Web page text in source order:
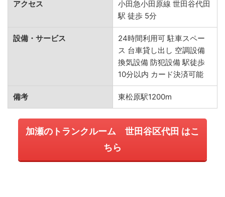
アクセス
小田急小田原線 世田谷代田
駅 徒歩 5分
設備・サービス
24時間利用可 駐車スペー
ス 台車貸し出し 空調設備
換気設備 防犯設備 駅徒歩
10分以内 カード決済可能
備考 東松原駅1200m
加瀬のトランクルーム 世田谷区代田 はこ
ちら